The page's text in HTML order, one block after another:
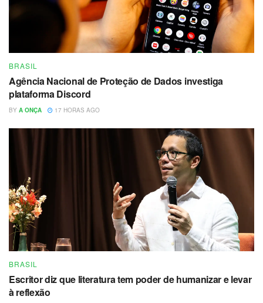
BRASIL
Agência Nacional de Proteção de Dados investiga
plataforma Discord
BY A ONÇA 17 HORAS AGO
BRASIL
Escritor diz que literatura tem poder de humanizar e levar
à reflexão